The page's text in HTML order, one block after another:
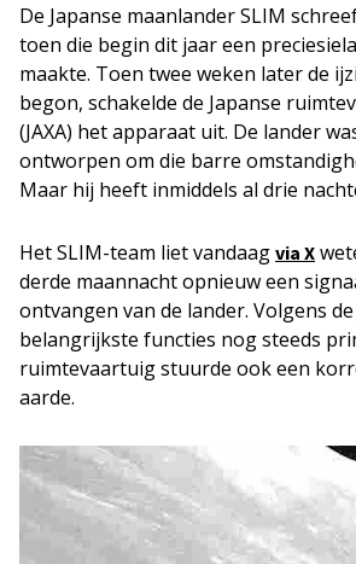
De Japanse maanlander SLIM
toen die begin dit jaar een
maakte. Toen twee weken later de
begon, schakelde de Japanse
(JAXA) het apparaat uit. De lander
ontworpen om die barre
Maar hij heeft inmiddels al drie
Het SLIM-team liet vandaag via X
derde maannacht opnieuw een
ontvangen van de lander. Volgens de
belangrijkste functies nog steeds
ruimtevaartuig stuurde ook een
aarde.